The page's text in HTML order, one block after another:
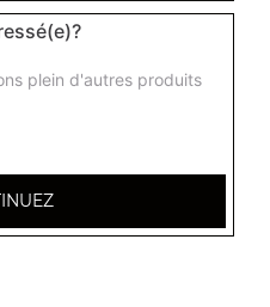
plein d'autres produits